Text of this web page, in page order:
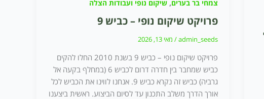
צמחי בר בערים,שיקום נופי ועבודות הצלה
פרויקט שיקום נופי – כביש 9
admin_seeds
/ מאי 13, 2026
פרויקט שיקום נופי – כביש 9 בשנת 2010 החלו להקים
כביש שמחבר בין חדרה דרום לכביש 6 (במחלף בקעה אל
גרביה) כביש זה נקרא כביש 9. אנחנו לווינו את הכביש לכל
אורך הדרך משלב התכנון עד לסיום הביצוע. ראשית ביצענו